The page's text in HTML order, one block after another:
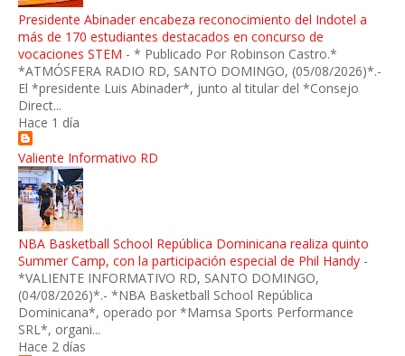
Presidente Abinader encabeza reconocimiento del Indotel a
más de 170 estudiantes destacados en concurso de
vocaciones STEM - * Publicado Por Robinson Castro.*
*ATMÓSFERA RADIO RD, SANTO DOMINGO, (05/08/2026)*.-
El *presidente Luis Abinader*, junto al titular del *Consejo
Direct...
Hace 1 día
Valiente Informativo RD
NBA Basketball School República Dominicana realiza quinto
Summer Camp, con la participación especial de Phil Handy -
*VALIENTE INFORMATIVO RD, SANTO DOMINGO,
(04/08/2026)*.- *NBA Basketball School República
Dominicana*, operado por *Mamsa Sports Performance
SRL*, organi...
Hace 2 días